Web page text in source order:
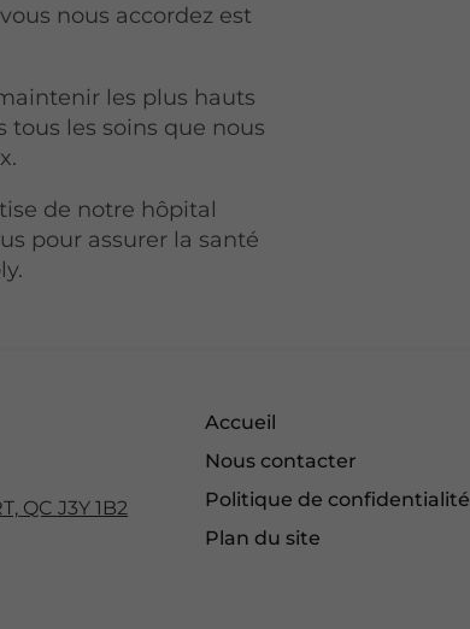
nous accordez est
les plus hauts
les soins que nous
de notre hôpital
pour assurer la santé
QC J3Y 1B2
Accueil
Nous contacter
Politique de confidentialité
Plan du site